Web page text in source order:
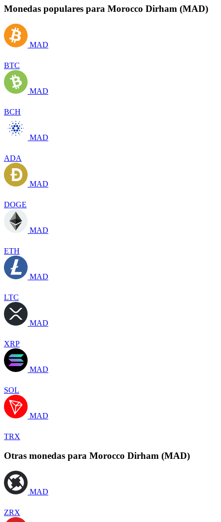
Monedas populares para Morocco Dirham (MAD)
MAD
BTC
MAD
BCH
MAD
ADA
MAD
DOGE
MAD
ETH
MAD
LTC
MAD
XRP
MAD
SOL
MAD
TRX
Otras monedas para Morocco Dirham (MAD)
MAD
ZRX